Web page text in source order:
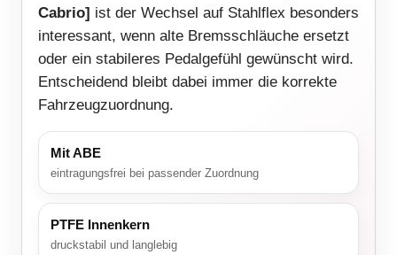
Cabrio] ist der Wechsel auf Stahlflex besonders
interessant, wenn alte Bremsschläuche ersetzt
oder ein stabileres Pedalgefühl gewünscht wird.
Entscheidend bleibt dabei immer die korrekte
Fahrzeugzuordnung.
Mit ABE
eintragungsfrei bei passender Zuordnung
PTFE Innenkern
druckstabil und langlebig